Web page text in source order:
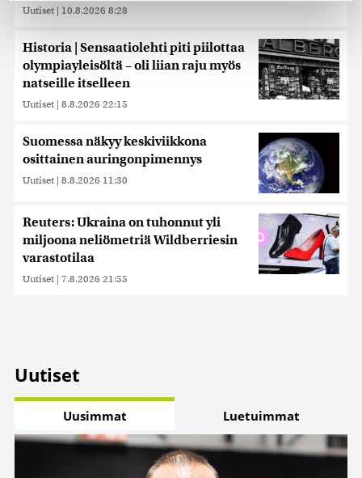
räätälöimiseen, sosiaalisen median ominaisuuksien
tukemiseen ja kävijämäärämme analysoimiseen. Lisäksi
jaamme sosiaalisen median, mainosalan ja analytiikka-
alan kumppaneillemme tietoja siitä, miten käytät
sivustoamme. Kumppanimme voivat yhdistää näitä
kerätty, kun olet käyttänyt heidän palvelujaan. Tietoja
saatetaan myös siirtää ulkomaille.
Uutiset | 10.8.2026 8:28
Historia | Sensaatiolehti piti piilottaa
olympiayleisöltä – oli liian raju myös
natseille itselleen
Uutiset | 8.8.2026 22:15
Suomessa näkyy keskiviikkona
osittainen auringonpimennys
Uutiset | 8.8.2026 11:30
Reuters: Ukraina on tuhonnut yli
miljoona neliömetriä Wildberriesin
varastotilaa
Uutiset | 7.8.2026 21:55
Uutiset
Uusimmat Luetuimmat